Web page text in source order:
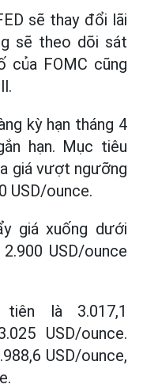
sẽ thay đổi lãi
sẽ theo dõi sát
FOMC cũng
kỳ hạn tháng 4
hạn. Mục tiêu
giá vượt ngưỡng
USD/ounce.
giá xuống dưới
USD/ounce
là 3.017,1
USD/ounce.
USD/ounce,